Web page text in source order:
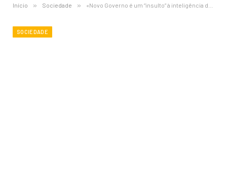
Início » Sociedade » «Novo Governo é um “insulto” à inteligência dos angolanos», diz jornalista e ativista Rafael Marques
SOCIEDADE